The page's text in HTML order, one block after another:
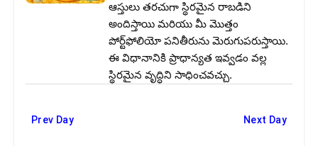
ఆస్తులు తరచుగా స్థిరమైన రాబడిని
అందిస్తాయి మరియు మీ మొత్తం
పోర్ట్‌ఫోలియో పనితీరును మెరుగుపరుస్తాయి.
ఈ విధానానికి ప్రాధాన్యత ఇవ్వడం వల్ల
స్థిరమైన వృద్ధిని సాధించవచ్చు.
Prev Day Next Day